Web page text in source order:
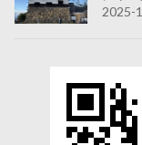
2025-